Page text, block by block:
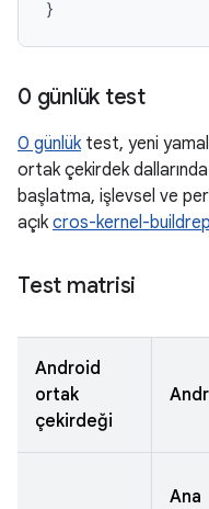
0 günlük test
0 günlüktest, yeni
ortak çekirdek
başlatma, işlevsel ve
açık cros-kernel-
Test matrisi
Android
ortak
çekirdeği
Ana